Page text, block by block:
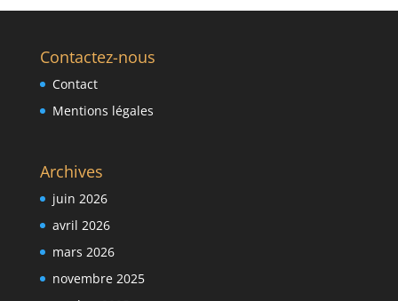
Contactez-nous
Contact
Mentions légales
Archives
juin 2026
avril 2026
mars 2026
novembre 2025